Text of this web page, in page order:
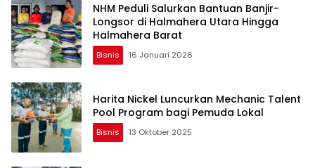
NHM Peduli Salurkan Bantuan Banjir-
Longsor di Halmahera Utara Hingga
Halmahera Barat
Bisnis 16 Januari 2026
Harita Nickel Luncurkan Mechanic Talent
Pool Program bagi Pemuda Lokal
Bisnis 13 Oktober 2025